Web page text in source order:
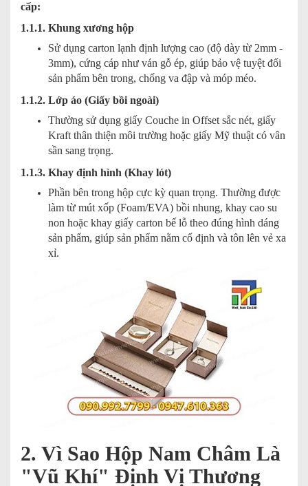
cấp:
1.1.1. Khung xương hộp
Sử dụng carton lạnh định lượng cao (độ dày từ 2mm -
3mm), cứng cáp như ván gỗ ép, giúp bảo vệ tuyệt đối
sản phẩm bên trong, chống va đập và móp méo.
1.1.2. Lớp áo (Giấy bồi ngoài)
Thường sử dụng giấy Couche in Offset sắc nét, giấy
Kraft thân thiện môi trường hoặc giấy Mỹ thuật có vân
sần sang trọng.
1.1.3. Khay định hình (Khay lót)
Phần bên trong hộp cực kỳ quan trọng. Thường được
làm từ mút xốp (Foam/EVA) bồi nhung, khay cao su
non hoặc khay giấy carton bế lỗ theo đúng hình dáng
sản phẩm, giúp sản phẩm nằm cố định và tôn lên vẻ xa
xỉ.
2. Vì Sao Hộp Nam Châm Là
"Vũ Khí" Định Vị Thương